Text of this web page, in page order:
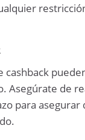
cashback
Asegúrate de
para asegurar